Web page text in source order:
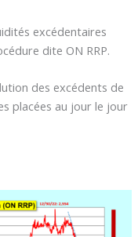
excédentaires
dite ON RRP.
des excédents de
placées au jour le jour